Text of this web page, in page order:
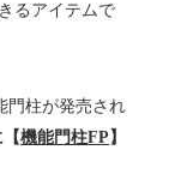
るアイテムで
門柱が発売され
機能門柱FP 】